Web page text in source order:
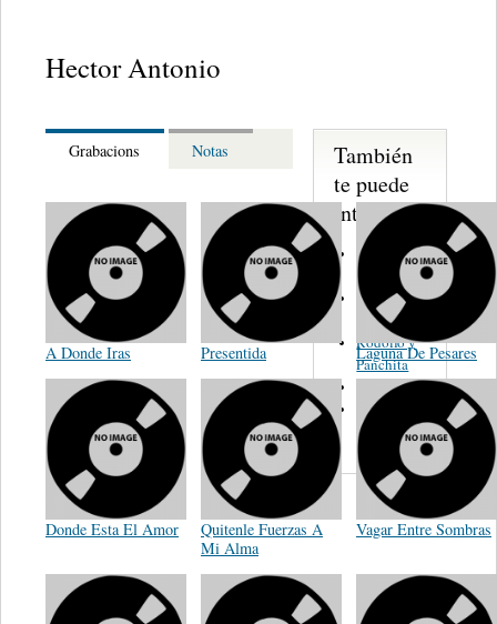
Hector Antonio
Grabacions Notas
A Donde Iras Presentida Laguna De Pesares
Donde Esta El Amor
Quitenle Fuerzas A
Mi Alma
Vagar Entre Sombras
También
te puede
interesar...
S. Miguelito
Alejandro
Guadalajara
Trio
Rodolfo y
Panchita
Alejandro
Alfredo
Obledo